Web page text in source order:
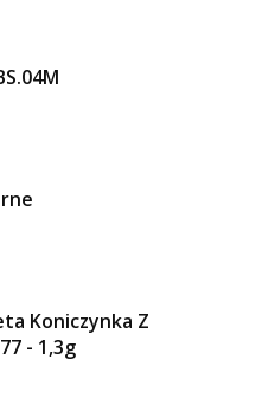
Koniczynka Z
- 1,3g